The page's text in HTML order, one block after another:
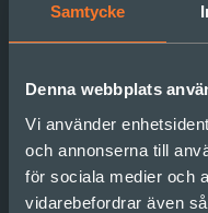
Samtycke
Denna webbplats
Vi använder
och annonserna till
för sociala medier och
vidarebefordrar även